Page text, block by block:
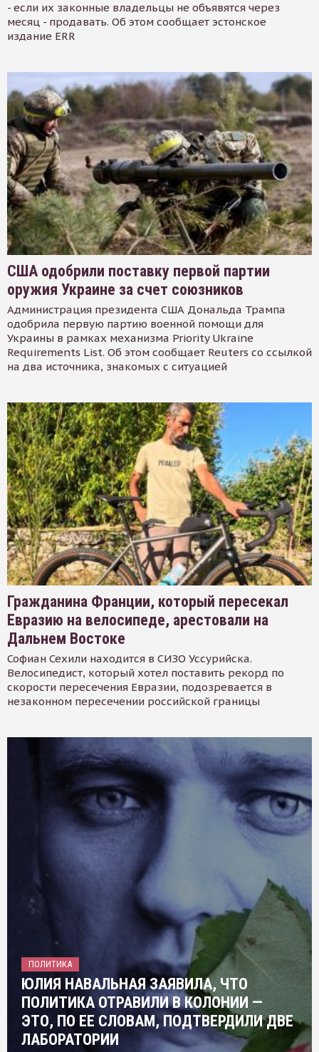
- если их законные владельцы не объявятся через
месяц - продавать. Об этом сообщает эстонское
издание ERR
США одобрили поставку первой партии
оружия Украине за счет союзников
Администрация президента США Дональда Трампа
одобрила первую партию военной помощи для
Украины в рамках механизма Priority Ukraine
Requirements List. Об этом сообщает Reuters со ссылкой
на два источника, знакомых с ситуацией
Гражданина Франции, который пересекал
Евразию на велосипеде, арестовали на
Дальнем Востоке
Софиан Сехили находится в СИЗО Уссурийска.
Велосипедист, который хотел поставить рекорд по
скорости пересечения Евразии, подозревается в
незаконном пересечении российской границы
ПОЛИТИКА
ЮЛИЯ НАВАЛЬНАЯ ЗАЯВИЛА, ЧТО
ПОЛИТИКА ОТРАВИЛИ В КОЛОНИИ —
ЭТО, ПО ЕЕ СЛОВАМ, ПОДТВЕРДИЛИ ДВЕ
ЛАБОРАТОРИИ